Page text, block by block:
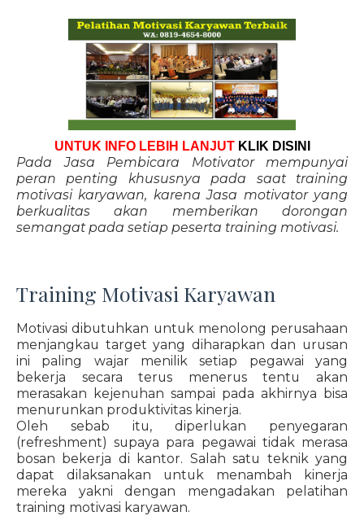
UNTUK INFO LEBIH LANJUT KLIK DISINI
Pada Jasa Pembicara Motivator mempunyai
peran penting khususnya pada saat training
motivasi karyawan, karena Jasa motivator yang
berkualitas akan memberikan dorongan
semangat pada setiap peserta training motivasi.
Training Motivasi Karyawan
Motivasi dibutuhkan untuk menolong perusahaan
menjangkau target yang diharapkan dan urusan
ini paling wajar menilik setiap pegawai yang
bekerja secara terus menerus tentu akan
merasakan kejenuhan sampai pada akhirnya bisa
menurunkan produktivitas kinerja.
Oleh sebab itu, diperlukan penyegaran
(refreshment) supaya para pegawai tidak merasa
bosan bekerja di kantor. Salah satu teknik yang
dapat dilaksanakan untuk menambah kinerja
mereka yakni dengan mengadakan pelatihan
training motivasi karyawan.